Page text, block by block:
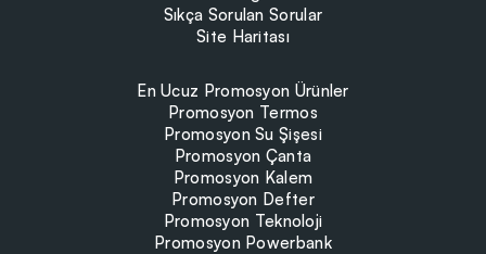
Sıkça Sorulan Sorular
Site Haritası
En Ucuz Promosyon Ürünler
Promosyon Termos
Promosyon Su Şişesi
Promosyon Çanta
Promosyon Kalem
Promosyon Defter
Promosyon Teknoloji
Promosyon Powerbank